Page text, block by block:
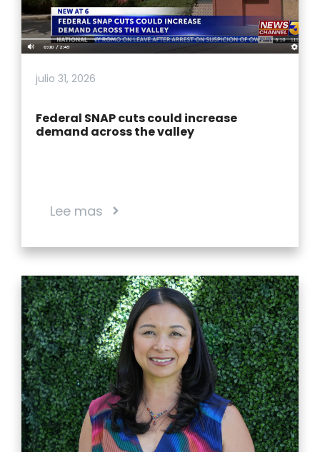
julio 31, 2026
Federal SNAP cuts could increase
demand across the valley
Lee mas